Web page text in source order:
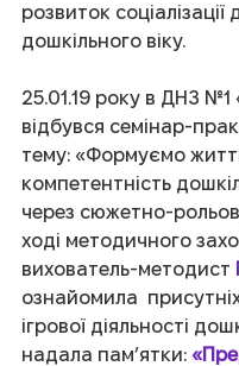
розвиток соціалізації
дошкільного віку.
25.01.19 року в ДНЗ №1
відбувся семінар-
тему: «Формуємо
компетентність
через сюжетно-
ході методичного
вихователь-методист
ознайомила
ігрової діяльності
надала пам’ятки: